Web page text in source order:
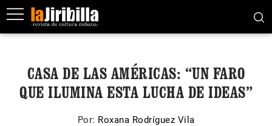
CASA DE LAS AMÉRICAS: “UN FARO
QUE ILUMINA ESTA LUCHA DE IDEAS”
Por: Roxana Rodríguez Vila